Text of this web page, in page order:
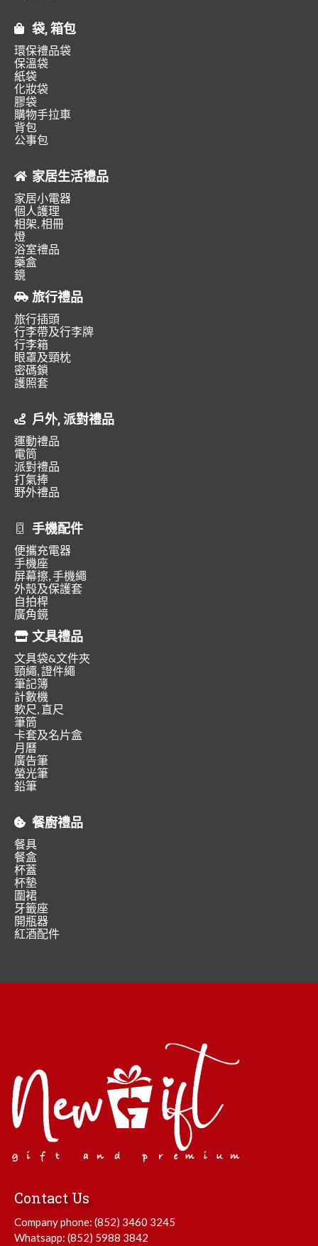
袋, 箱包
環保禮品袋
保溫袋
紙袋
化妝袋
膠袋
購物手拉車
背包
公事包
家居生活禮品
家居小電器
個人護理
相架, 相冊
燈
浴室禮品
藥盒
鏡
旅行禮品
旅行插頭
行李帶及行李牌
行李箱
眼罩及頸枕
密碼鎖
護照套
戶外, 派對禮品
運動禮品
電筒
派對禮品
打氣捧
野外禮品
手機配件
便攜充電器
手機座
屏幕擦, 手機繩
外殼及保護套
自拍桿
廣角鏡
文具禮品
文具袋&文件夾
頸繩, 證件繩
筆記簿
計數機
軟尺, 直尺
筆筒
卡套及名片盒
月曆
廣告筆
螢光筆
鉛筆
餐廚禮品
餐具
餐盒
杯蓋
杯墊
圍裙
牙籤座
開瓶器
紅酒配件
Contact Us
Company phone: (852) 3460 3245
Whatsapp: (852) 5988 3842